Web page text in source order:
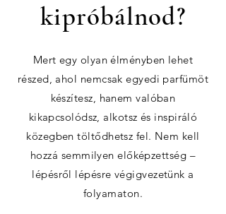
kipróbálnod?
Mert egy olyan élményben lehet
részed, ahol nemcsak egyedi parfümöt
készítesz, hanem valóban
kikapcsolódsz, alkotsz és inspiráló
közegben töltődhetsz fel. Nem kell
hozzá semmilyen előképzettség –
lépésről lépésre végigvezetünk a
folyamaton.